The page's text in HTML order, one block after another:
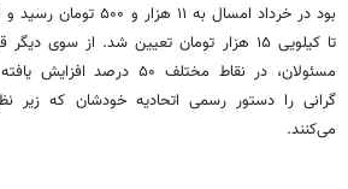
بود در خرداد امسال به ۱۱
تا کیلویی ۱۵ هزار تومان تعیین شد. از
مسئولان، در نقاط مختلف ۵۰
گرانی را دستور رسمی ‌اتحادیه خودشان که زیر
می‌کنند.